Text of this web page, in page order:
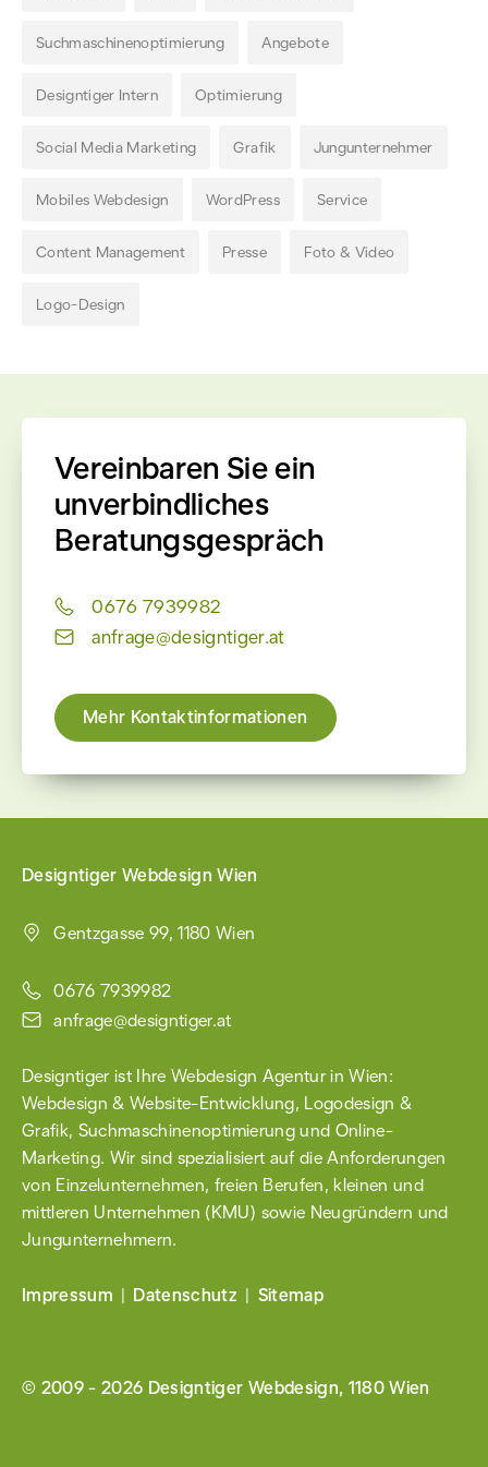
Suchmaschinenoptimierung Angebote
Designtiger Intern Optimierung
Social Media Marketing Grafik Jungunternehmer
Mobiles Webdesign WordPress Service
Content Management Presse Foto & Video
Logo-Design
Vereinbaren Sie ein
unverbindliches
Beratungsgespräch
0676 7939982
anfrage@designtiger.at
Mehr Kontaktinformationen
Designtiger Webdesign Wien
Gentzgasse 99, 1180 Wien
0676 7939982
anfrage@designtiger.at
Designtiger ist Ihre Webdesign Agentur in Wien:
Webdesign & Website-Entwicklung, Logodesign &
Grafik, Such­maschinen­optimierung und Online-
Marketing. Wir sind spezialisiert auf die Anforderungen
von Einzel­unternehmen, freien Berufen, kleinen und
mittleren Unternehmen (KMU) sowie Neugründern und
Jungunter­nehmern.
Impressum Datenschutz Sitemap
© 2009 - 2026 Designtiger Webdesign, 1180 Wien